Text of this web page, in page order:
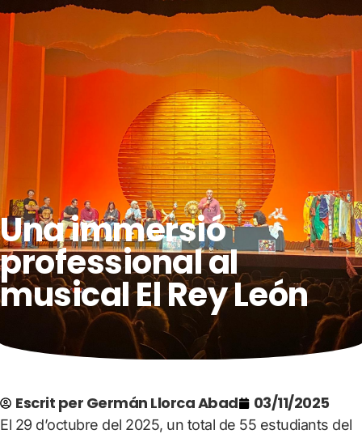
Una immersió
professional al
musical El Rey León
Escrit per Germán Llorca Abad 03/11/2025
El 29 d’octubre del 2025, un total de 55 estudiants del